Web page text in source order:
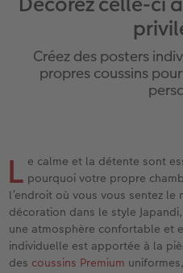
Étui
Pochette
LIVRE
Premières
Possibilités
Exemples
Tirages
Poster
Lot de
Tirages
Photo
Accessoires
Affiche carte
Pêle-mêle
hexxas
Photo sur
Photo sur
Tableau
Autres
Cartes à rabat
Cartes photo
Carte à
Jeux
École et
Animaux de
Tirages
Boîte
Idées de
Coques en
Coques en
Coques en
Coques avec
Avec design
Calendriers
Calendrier
Calendrier
Calendrier
Accessoires
Carte de
Planche de
Pêle-mêle
Photos
Trouvez un
pour
Cadeaux de
Cadeaux
pour les
pour l’EVJF
Mariage
Livre de
Concours
Créez des posters
propres coussins
L e calme et la détente sont
pourquoi votre propre
l’endroit où vous vous sentez le
décoration dans le style
une atmosphère confortable et
individuelle est apportée à la
des coussins Premium